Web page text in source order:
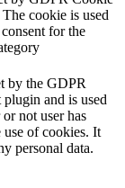
cookie is used
for the
by the GDPR
and is used
not user has
use of cookies. It
personal data.